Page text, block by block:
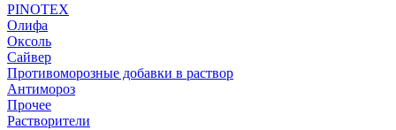
PINOTEX
Олифа
Оксоль
Сайвер
Противоморозные добавки в раствор
Антимороз
Прочее
Растворители